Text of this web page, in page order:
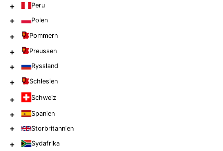
+ Peru
+ Polen
+ Pommern
+ Preussen
+ Ryssland
+ Schlesien
+ Schweiz
+ Spanien
+ Storbritannien
+ Sydafrika